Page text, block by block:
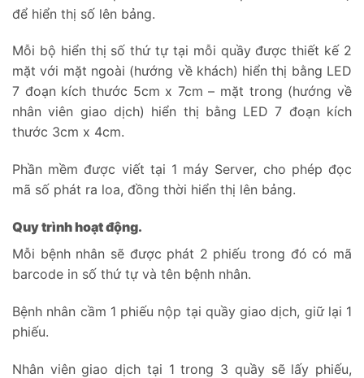
để hiển thị số lên bảng.
Mỗi bộ hiển thị số thứ tự tại mỗi quầy được thiết kế 2
mặt với mặt ngoài (hướng về khách) hiển thị bằng LED
7 đoạn kích thước 5cm x 7cm – mặt trong (hướng về
nhân viên giao dịch) hiển thị bằng LED 7 đoạn kích
thước 3cm x 4cm.
Phần mềm được viết tại 1 máy Server, cho phép đọc
mã số phát ra loa, đồng thời hiển thị lên bảng.
Quy trình hoạt động.
Mỗi bệnh nhân sẽ được phát 2 phiếu trong đó có mã
barcode in số thứ tự và tên bệnh nhân.
Bệnh nhân cầm 1 phiếu nộp tại quầy giao dịch, giữ lại 1
phiếu.
Nhân viên giao dịch tại 1 trong 3 quầy sẽ lấy phiếu,